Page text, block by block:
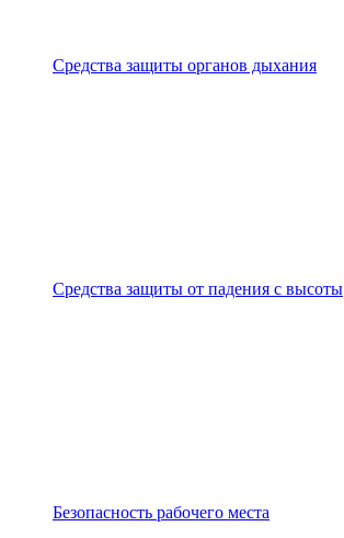
Средства защиты органов дыхания
Средства защиты от падения с высоты
Безопасность рабочего места